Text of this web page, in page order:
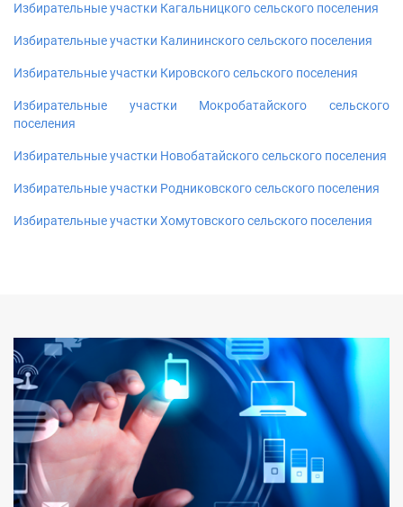
Избирательные участки Кагальницкого сельского поселения
Избирательные участки Калининского сельского поселения
Избирательные участки Кировского сельского поселения
Избирательные участки Мокробатайского сельского
поселения
Избирательные участки Новобатайского сельского поселения
Избирательные участки Родниковского сельского поселения
Избирательные участки Хомутовского сельского поселения